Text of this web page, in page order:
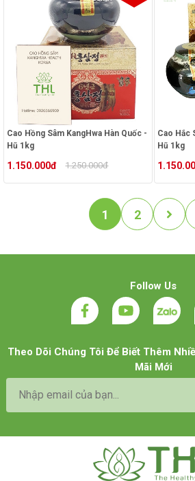
Cao Hồng Sâm KangHwa Hàn Quốc -
Hũ 1kg
1.150.000đ 1.250.000đ
Cao Hắc
Hũ 1kg
1 2
Follow Us
Theo Dõi Chúng Tôi Để Biết Thêm
Mãi Mới